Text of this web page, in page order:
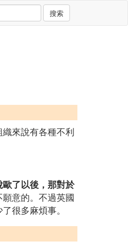
搜索
來說有各種不利
了以後，那對於
意的。不過英國
很多麻煩事。